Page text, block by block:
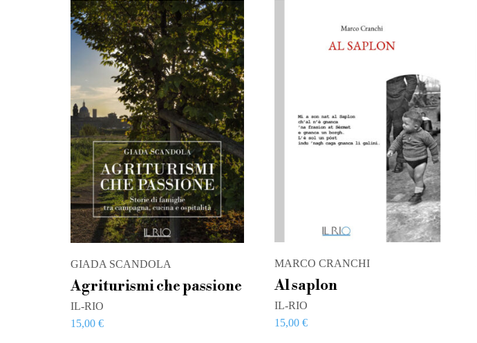
GIADA SCANDOLA
Agriturismi che passione
IL-RIO
15,00 €
MARCO CRANCHI
Al saplon
IL-RIO
15,00 €